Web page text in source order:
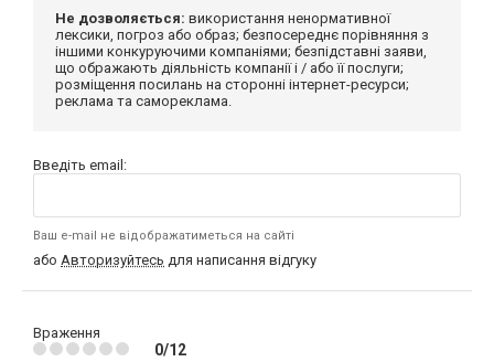
Не дозволяється: використання ненормативної
лексики, погроз або образ; безпосереднє порівняння з
іншими конкуруючими компаніями; безпідставні заяви,
що ображають діяльність компанії і / або її послуги;
розміщення посилань на сторонні інтернет-ресурси;
реклама та самореклама.
Введіть email:
Ваш e-mail не відображатиметься на сайті
або Авторизуйтесь для написання відгуку
Враження
0/12